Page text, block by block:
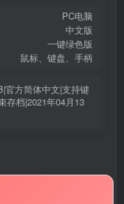
PC电脑
中文版
一键绿色版
鼠标、键盘、手柄
官方简体中文|支持键
存档|2021年04月13